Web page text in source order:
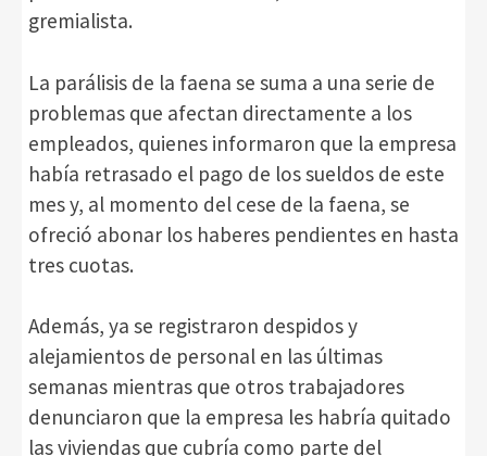
gremialista.
La parálisis de la faena se suma a una serie de
problemas que afectan directamente a los
empleados, quienes informaron que la empresa
había retrasado el pago de los sueldos de este
mes y, al momento del cese de la faena, se
ofreció abonar los haberes pendientes en hasta
tres cuotas.
Además, ya se registraron despidos y
alejamientos de personal en las últimas
semanas mientras que otros trabajadores
denunciaron que la empresa les habría quitado
las viviendas que cubría como parte del